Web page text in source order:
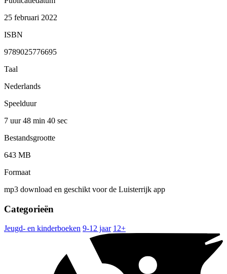
25 februari 2022
ISBN
9789025776695
Taal
Nederlands
Speelduur
7 uur 48 min 40 sec
Bestandsgrootte
643 MB
Formaat
mp3 download en geschikt voor de Luisterrijk app
Categorieën
Jeugd- en kinderboeken 9-12 jaar 12+